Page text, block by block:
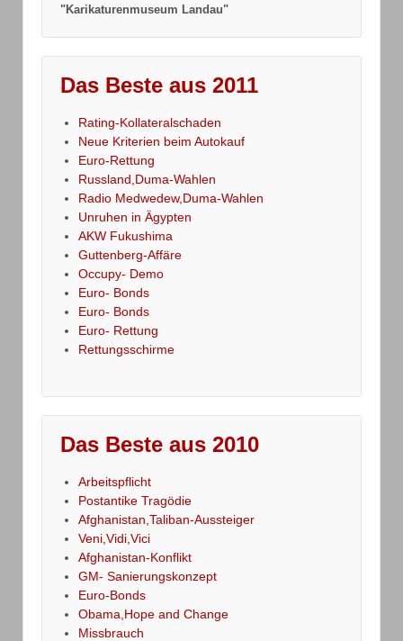
"Karikaturenmuseum Landau"
Das Beste aus 2011
Rating-Kollateralschaden
Neue Kriterien beim Autokauf
Euro-Rettung
Russland,Duma-Wahlen
Radio Medwedew,Duma-Wahlen
Unruhen in Ägypten
AKW Fukushima
Guttenberg-Affäre
Occupy- Demo
Euro- Bonds
Euro- Bonds
Euro- Rettung
Rettungsschirme
Das Beste aus 2010
Arbeitspflicht
Postantike Tragödie
Afghanistan,Taliban-Aussteiger
Veni,Vidi,Vici
Afghanistan-Konflikt
GM- Sanierungskonzept
Euro-Bonds
Obama,Hope and Change
Missbrauch